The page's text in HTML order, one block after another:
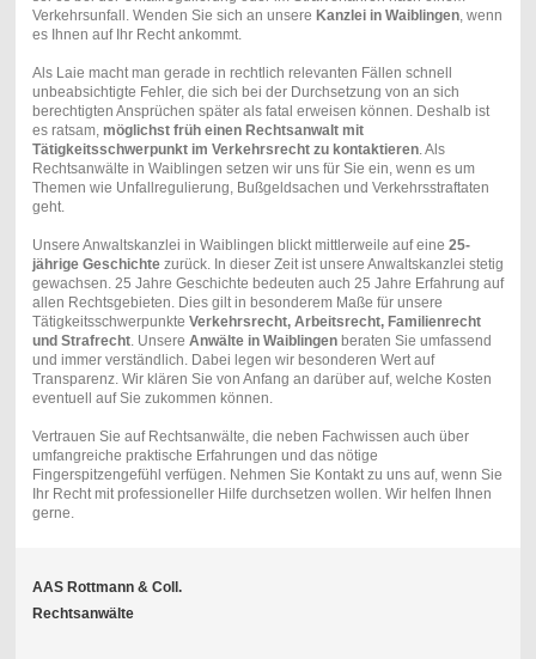
Verkehrsunfall. Wenden Sie sich an unsere Kanzlei in Waiblingen, wenn
es Ihnen auf Ihr Recht ankommt.
Als Laie macht man gerade in rechtlich relevanten Fällen schnell
unbeabsichtigte Fehler, die sich bei der Durchsetzung von an sich
berechtigten Ansprüchen später als fatal erweisen können. Deshalb ist
es ratsam, möglichst früh einen Rechtsanwalt mit
Tätigkeitsschwerpunkt im Verkehrsrecht zu kontaktieren. Als
Rechtsanwälte in Waiblingen setzen wir uns für Sie ein, wenn es um
Themen wie Unfallregulierung, Bußgeldsachen und Verkehrsstraftaten
geht.
Unsere Anwaltskanzlei in Waiblingen blickt mittlerweile auf eine 25-
jährige Geschichtezurück. In dieser Zeit ist unsere Anwaltskanzlei stetig
gewachsen. 25 Jahre Geschichte bedeuten auch 25 Jahre Erfahrung auf
allen Rechtsgebieten. Dies gilt in besonderem Maße für unsere
Tätigkeitsschwerpunkte Verkehrsrecht, Arbeitsrecht, Familienrecht
und Strafrecht. Unsere Anwälte in Waiblingenberaten Sie umfassend
und immer verständlich. Dabei legen wir besonderen Wert auf
Transparenz. Wir klären Sie von Anfang an darüber auf, welche Kosten
eventuell auf Sie zukommen können.
Vertrauen Sie auf Rechtsanwälte, die neben Fachwissen auch über
umfangreiche praktische Erfahrungen und das nötige
Fingerspitzengefühl verfügen. Nehmen Sie Kontakt zu uns auf, wenn Sie
Ihr Recht mit professioneller Hilfe durchsetzen wollen. Wir helfen Ihnen
gerne.
AAS Rottmann & Coll.
Rechtsanwälte